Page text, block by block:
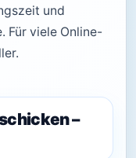
und
Für viele Online-
–